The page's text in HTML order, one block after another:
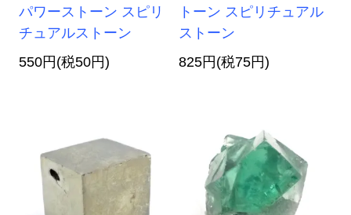
パワーストーン スピリ
チュアルストーン
550円(税50円)
トーン スピリチュアル
ストーン
825円(税75円)